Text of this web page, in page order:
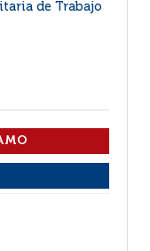
de Trabajo